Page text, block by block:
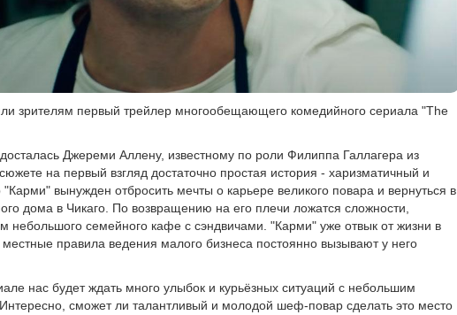
зрителям первый трейлер многообещающего комедийного сериала "The
Джереми Аллену, известному по роли Филиппа Галлагера из
на первый взгляд достаточно простая история - харизматичный и
вынужден отбросить мечты о карьере великого повара и вернуться в
дома в Чикаго. По возвращению на его плечи ложатся сложности,
небольшого семейного кафе с сэндвичами. "Карми" уже отвык от жизни в
правила ведения малого бизнеса постоянно вызывают у него
нас будет ждать много улыбок и курьёзных ситуаций с небольшим
сможет ли талантливый и молодой шеф-повар сделать это место